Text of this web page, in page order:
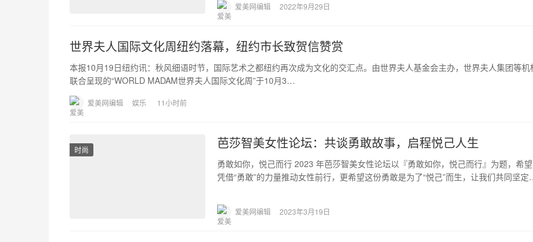
爱美网编辑 2022年9月29日
世界夫人国际文化周纽约落幕，纽约市长致贺信赞赏
本报10月19日纽约讯：秋风细语时节，国际艺术之都纽约再次成为文化的交汇点。由世界夫人基金会主办，世界夫人集团等机
联合呈现的“WORLD MADAM世界夫人国际文化周”于10月3…
爱美网编辑 娱乐 11小时前
时尚 芭莎智美女性论坛：共谈勇敢故事，启程悦己人生
勇敢如你，悦己而行 2023 年芭莎智美女性论坛以『勇敢如你，悦己而行』为题，希望
凭借“勇敢”的力量推动女性前行，更希望这份勇敢是为了“悦己”而生，让我们共同坚定
爱美网编辑 2023年3月19日